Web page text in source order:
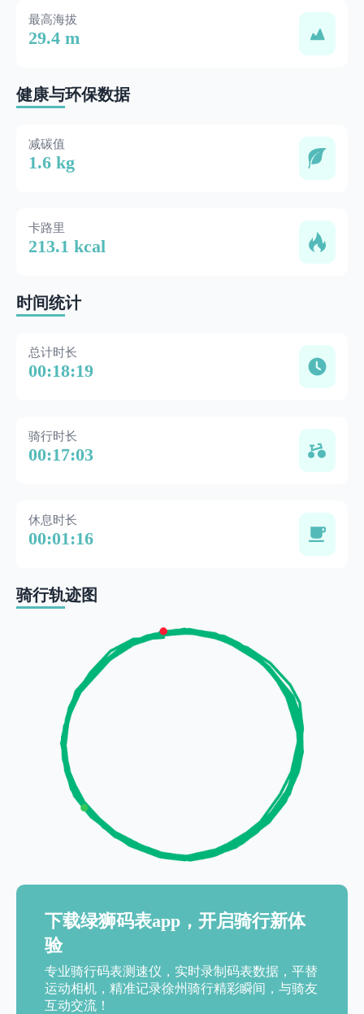
最高海拔
29.4 m
健康与环保数据
减碳值
1.6 kg
卡路里
213.1 kcal
时间统计
总计时长
00:18:19
骑行时长
00:17:03
休息时长
00:01:16
骑行轨迹图
下载绿狮码表app，开启骑行新体
验
专业骑行码表测速仪，实时录制码表数据，平替
运动相机，精准记录徐州骑行精彩瞬间，与骑友
互动交流！